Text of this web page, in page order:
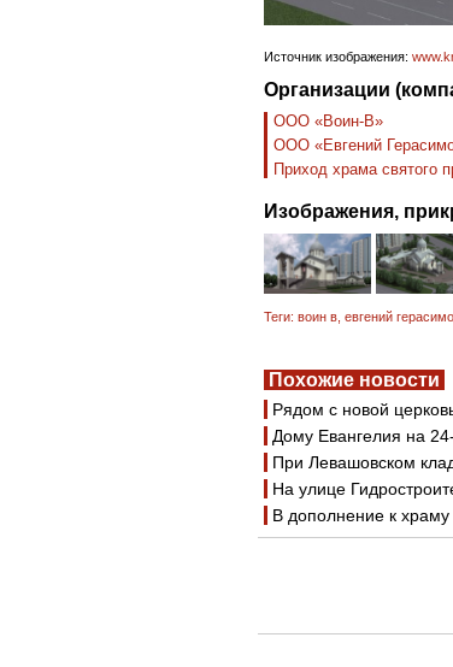
Источник изображения:
Организации
ООО «Воин-В»
ООО «Евгений
Приход храма святого
Изображения,
Теги: воин в евгений
Похожие новости
Рядом с новой
Дому Евангелия на
При Левашовском
На улице
В дополнение к